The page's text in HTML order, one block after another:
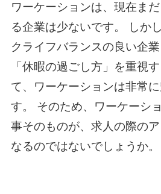
ワーケーションは、現在ま
る企業は少ないです。 しか
クライフバランスの良い企業
「休暇の過ごし方」を重視
て、ワーケーションは非常
す。 そのため、ワーケーシ
事そのものが、求人の際の
なるのではないでしょうか。